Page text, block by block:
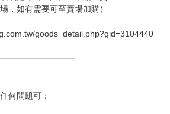
，如有需要可至賣場加購）
goods_detail.php?gid=3104440
何問題可：